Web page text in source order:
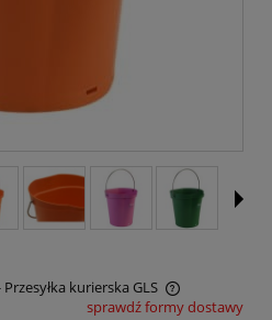
Przesyłka kurierska GLS
kosztów płatności
sprawdź formy dostawy